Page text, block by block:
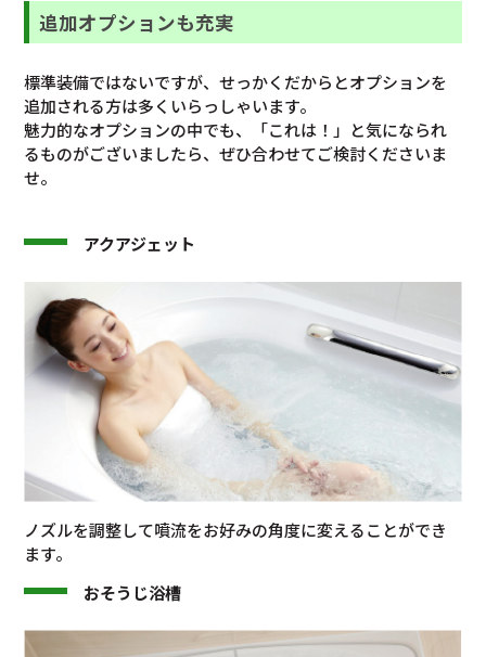
追加オプションも充実
標準装備ではないですが、せっかくだからとオプションを
追加される方は多くいらっしゃいます。
魅力的なオプションの中でも、「これは！」と気になられ
るものがございましたら、ぜひ合わせてご検討くださいま
せ。
アクアジェット
ノズルを調整して噴流をお好みの角度に変えることができ
ます。
おそうじ浴槽